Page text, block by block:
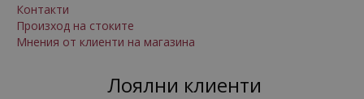
Контакти
Произход на стоките
Мнения от клиенти на магазина
Лоялни клиенти